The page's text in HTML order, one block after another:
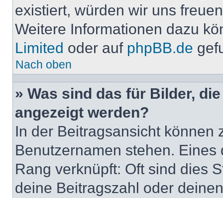
existiert, würden wir uns
Weitere Informationen dazu
Limited oder auf phpBB.de
Nach oben
» Was sind das für Bilder,
angezeigt werden?
In der Beitragsansicht können
Benutzernamen stehen.
Rang verknüpft: Oft sind dies
deine Beitragszahl oder